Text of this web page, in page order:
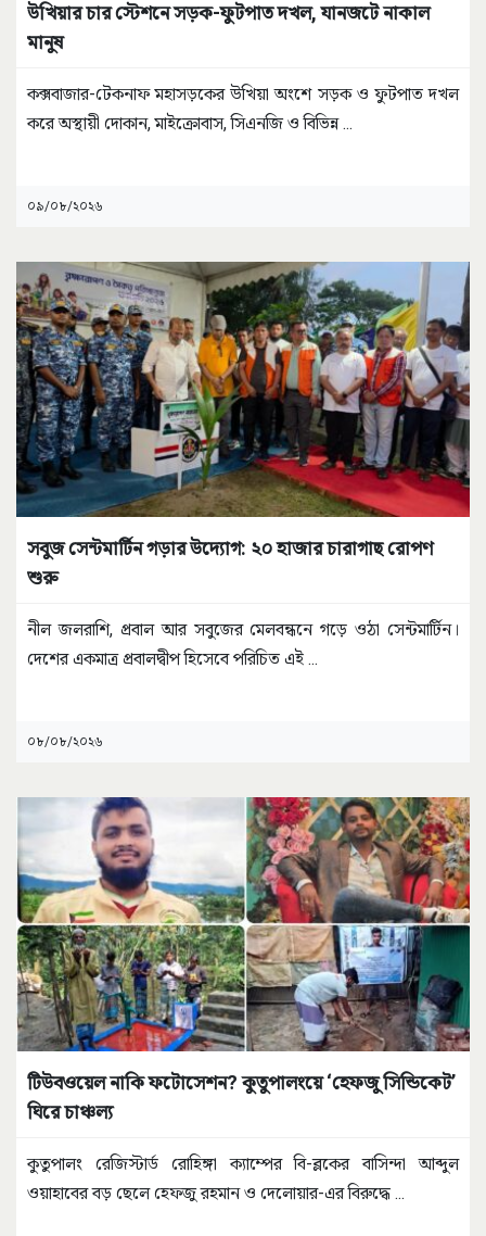
উখিয়ার চার স্টেশনে সড়ক-ফুটপাত দখল, যানজটে নাকাল
মানুষ
কক্সবাজার-টেকনাফ মহাসড়কের উখিয়া অংশে সড়ক ও ফুটপাত দখল
করে অস্থায়ী দোকান, মাইক্রোবাস, সিএনজি ও বিভিন্ন...
০৯/০৮/২০২৬
সবুজ সেন্টমার্টিন গড়ার উদ্যোগ: ২০ হাজার চারাগাছ রোপণ
শুরু
নীল জলরাশি, প্রবাল আর সবুজের মেলবন্ধনে গড়ে ওঠা সেন্টমার্টিন।
দেশের একমাত্র প্রবালদ্বীপ হিসেবে পরিচিত এই ...
০৮/০৮/২০২৬
টিউবওয়েল নাকি ফটোসেশন? কুতুপালংয়ে ‘হেফজু সিন্ডিকেট’
ঘিরে চাঞ্চল্য
কুতুপালং রেজিস্টার্ড রোহিঙ্গা ক্যাম্পের বি-ব্লকের বাসিন্দা আব্দুল
ওয়াহাবের বড় ছেলে হেফজু রহমান ও দেলোয়ার-এর বিরুদ্ধে ...